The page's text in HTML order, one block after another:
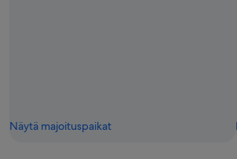
Näytä majoituspaikat